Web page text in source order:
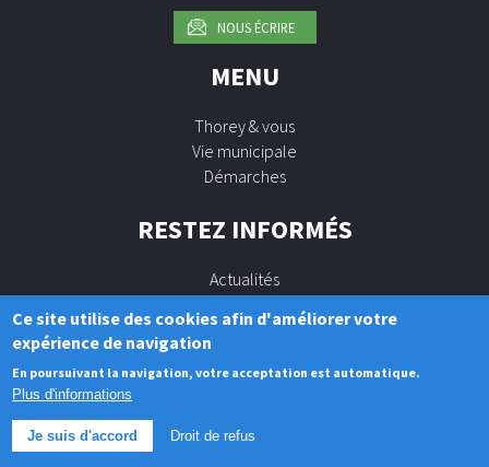
NOUS ÉCRIRE
MENU
Thorey & vous
Vie municipale
Démarches
RESTEZ INFORMÉS
Actualités
© Copyright 2018 THOREY EN PLAINE - Tous droits réservés
Ce site utilise des cookies afin d'améliorer votre
expérience de navigation
En poursuivant la navigation, votre acceptation est automatique.
Plus d'informations
Je suis d'accord Droit de refus